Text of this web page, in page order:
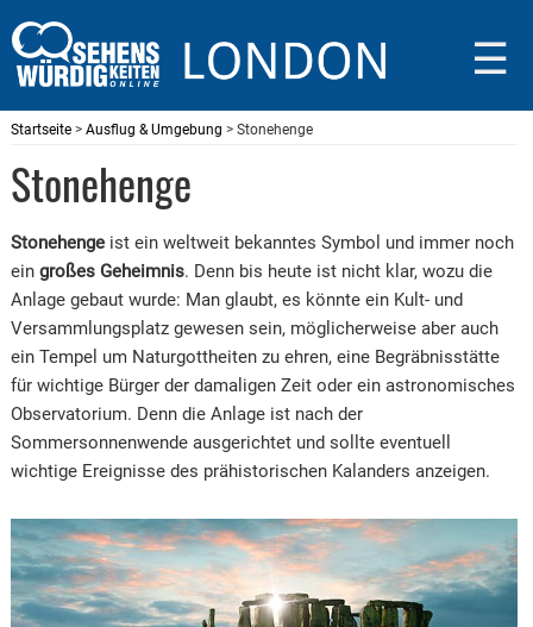
☰
Startseite> Ausflug & Umgebung > Stonehenge
Stonehenge
Stonehengeist ein weltweit bekanntes Symbol und immer noch
ein großes Geheimnis. Denn bis heute ist nicht klar, wozu die
Anlage gebaut wurde: Man glaubt, es könnte ein Kult- und
Versammlungsplatz gewesen sein, möglicherweise aber auch
ein Tempel um Naturgottheiten zu ehren, eine Begräbnisstätte
für wichtige Bürger der damaligen Zeit oder ein astronomisches
Observatorium. Denn die Anlage ist nach der
Sommersonnenwende ausgerichtet und sollte eventuell
wichtige Ereignisse des prähistorischen Kalanders anzeigen.